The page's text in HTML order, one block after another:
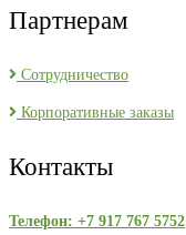
Партнерам
Сотрудничество
Корпоративные заказы
Контакты
Телефон: +7 917 767 5752